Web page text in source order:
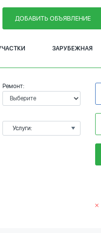
ДОБАВИТЬ ОБЪЯВЛЕНИЕ
ЗАРУБЕЖНАЯ
Ремонт:
Услуги: